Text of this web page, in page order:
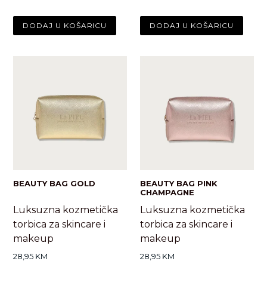
BEAUTY BAG GOLD
Luksuzna kozmetička
torbica za skincare i
makeup
Standardna
28,95 KM
BEAUTY BAG PINK
CHAMPAGNE
Luksuzna kozmetička
torbica za skincare i
makeup
Standardna
28,95 KM